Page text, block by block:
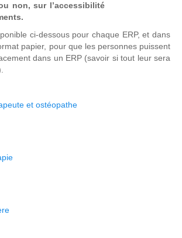
non, sur l’accessibilité
ci-dessous pour chaque ERP, et dans
papier, pour que les personnes puissent
dans un ERP (savoir si tout leur sera
et ostéopathe